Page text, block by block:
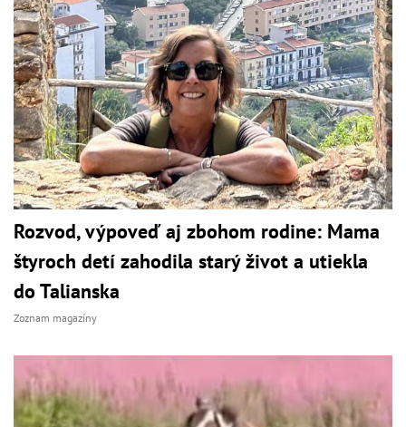
Rozvod, výpoveď aj zbohom rodine: Mama
štyroch detí zahodila starý život a utiekla
do Talianska
Zoznam magazíny